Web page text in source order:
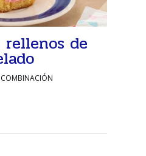
rellenos de
COMBINACIÓN